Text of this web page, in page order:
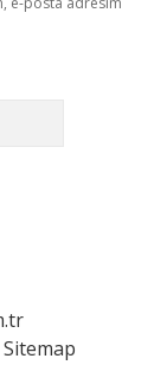
Sitemap